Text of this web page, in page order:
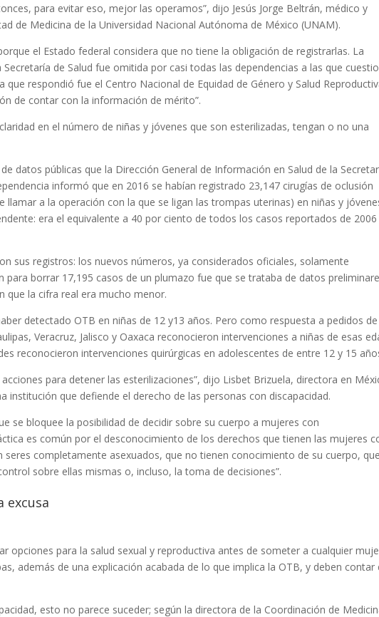
para evitar eso, mejor las operamos”, dijo Jesús Jorge Beltrán, médico y
de Medicina de la Universidad Nacional Autónoma de México (UNAM).
el Estado federal considera que no tiene la obligación de registrarlas. La
de Salud fue omitida por casi todas las dependencias a las que
que respondió fue el Centro Nacional de Equidad de Género y Salud
de contar con la información de mérito”.
en el número de niñas y jóvenes que son esterilizadas, tengan o no una
datos públicas que la Dirección General de Información en Salud de la
informó que en 2016 se habían registrado 23,147 cirugías de oclusión
a la operación con la que se ligan las trompas uterinas) en niñas y
era el equivalente a 40 por ciento de todos los casos reportados de 2006
sus registros: los nuevos números, ya considerados oficiales, solamente
para borrar 17,195 casos de un plumazo fue que se trataba de datos
que la cifra real era mucho menor.
detectado OTB en niñas de 12 y13 años. Pero como respuesta a pedidos de
Veracruz, Jalisco y Oaxaca reconocieron intervenciones a niñas de esas
reconocieron intervenciones quirúrgicas en adolescentes de entre 12 y 15
para detener las esterilizaciones”, dijo Lisbet Brizuela, directora en
institución que defiende el derecho de las personas con discapacidad.
se bloquee la posibilidad de decidir sobre su cuerpo a mujeres con
es común por el desconocimiento de los derechos que tienen las mujeres
seres completamente asexuados, que no tienen conocimiento de su cuerpo,
sobre ellas mismas o, incluso, la toma de decisiones”.
excusa
opciones para la salud sexual y reproductiva antes de someter a cualquier
además de una explicación acabada de lo que implica la OTB, y deben contar
esto no parece suceder; según la directora de la Coordinación de